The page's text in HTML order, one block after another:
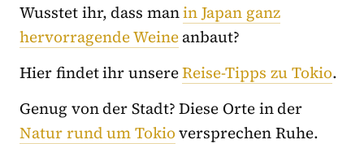
Wusstet ihr, dass manin Japan ganz
hervorragende Weineanbaut?
Hier findet ihr unsereReise-Tipps zu Tokio.
Genug von der Stadt? Diese Orte in der
Natur rund um Tokioversprechen Ruhe.